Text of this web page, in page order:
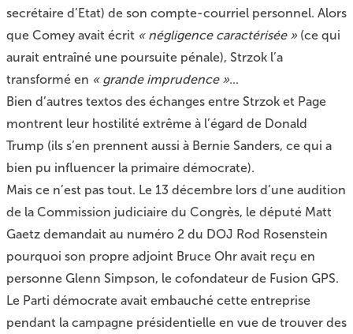
secrétaire d’Etat) de son compte-courriel personnel. Alors
que Comey avait écrit « négligence caractérisée »(ce qui
aurait entraîné une poursuite pénale), Strzok l’a
transformé en « grande imprudence »...
Bien d’autres textos des échanges entre Strzok et Page
montrent leur hostilité extrême à l’égard de Donald
Trump (ils s’en prennent aussi à Bernie Sanders, ce qui a
bien pu influencer la primaire démocrate).
Mais ce n’est pas tout. Le 13 décembre lors d’une audition
de la Commission judiciaire du Congrès, le député Matt
Gaetz demandait au numéro 2 du DOJ Rod Rosenstein
pourquoi son propre adjoint Bruce Ohr avait reçu en
personne Glenn Simpson, le cofondateur de Fusion GPS.
Le Parti démocrate avait embauché cette entreprise
pendant la campagne présidentielle en vue de trouver des